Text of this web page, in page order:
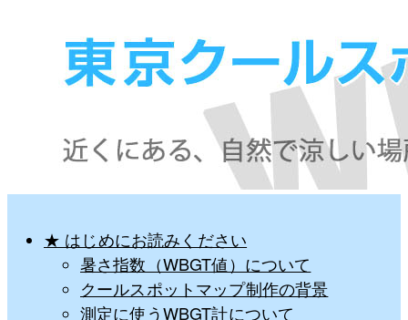
★ はじめにお読みください
暑さ指数（WBGT値）について
クールスポットマップ制作の背景
測定に使うWBGT計について